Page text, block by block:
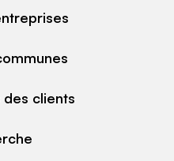
des clients